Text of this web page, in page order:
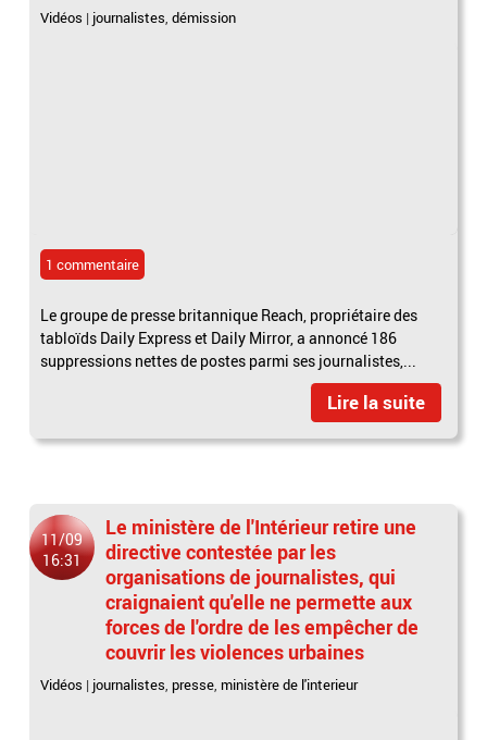
Vidéos | journalistes,démission
1 commentaire
Le groupe de presse britannique Reach, propriétaire des
tabloïds Daily Express et Daily Mirror, a annoncé 186
suppressions nettes de postes parmi ses journalistes,...
Lire la suite
11/09
16:31
Le ministère de l'Intérieur retire une
directive contestée par les
organisations de journalistes, qui
craignaient qu'elle ne permette aux
forces de l'ordre de les empêcher de
couvrir les violences urbaines
Vidéos | journalistes, presse, ministère de l'interieur